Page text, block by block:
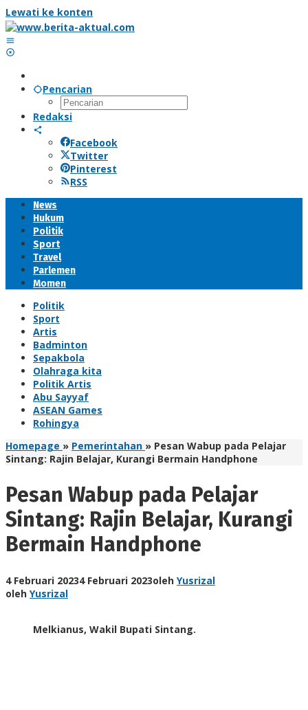
Lewati ke konten
Pencarian
Redaksi
Facebook
Twitter
Pinterest
RSS
News
Hukum
Politik
Sport
Travel
Parlemen
Momen
Politik
Sport
Artis
Badminton
Sepakbola
Olahraga kita
Politik Artis
Abu Sayyaf
ASEAN Games
Rohingya
Homepage » Pemerintahan » Pesan Wabup pada Pelajar
Sintang: Rajin Belajar, Kurangi Bermain Handphone
Pesan Wabup pada Pelajar
Sintang: Rajin Belajar, Kurangi
Bermain Handphone
4 Februari 20234 Februari 2023oleh Yusrizal
oleh Yusrizal
Melkianus, Wakil Bupati Sintang.